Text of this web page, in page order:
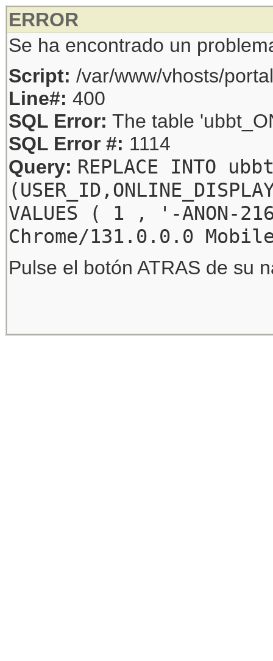
ERROR
Se ha encontrado un
Script: /var/www/vhosts/
Line#: 400
SQL Error: The table
SQL Error #: 1114
Query: REPLACE INTO
VALUES ( 1 , '-
Chrome/131.0.0.0
Pulse el botón ATRAS de su